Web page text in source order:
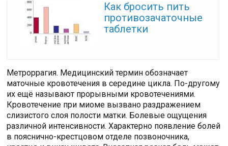
Как бросить пить
противозачаточные
таблетки
Метроррагия. Медицинский термин обозначает
маточные кровотечения в середине цикла. По-другому
их ещё называют прорывными кровотечениями.
Кровотечение при миоме вызвано раздражением
слизистого слоя полости матки. Болевые ощущения
различной интенсивности. Характерно появление болей
в пояснично-крестцовом отделе позвоночника,